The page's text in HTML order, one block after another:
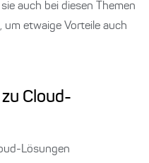
auch bei diesen Themen
etwaige Vorteile auch
Cloud-
Lösungen